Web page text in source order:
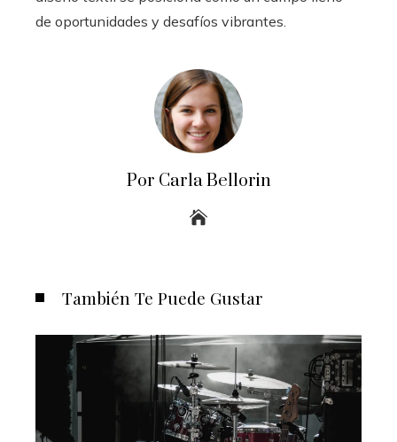
de oportunidades y desafíos vibrantes.
Por Carla Bellorin
También Te Puede Gustar